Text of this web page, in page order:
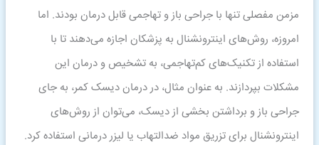
مزمن مفصلی تنها با جراحی باز و تهاجمی قابل درمان بودند. اما
امروزه، روش‌های اینترونشنال به پزشکان اجازه می‌دهند تا با
استفاده از تکنیک‌های کم‌تهاجمی، به تشخیص و درمان این
مشکلات بپردازند. به عنوان مثال، در درمان دیسک کمر، به جای
جراحی باز و برداشتن بخشی از دیسک، می‌توان از روش‌های
اینترونشنال برای تزریق مواد ضدالتهاب یا لیزر درمانی استفاده کرد.